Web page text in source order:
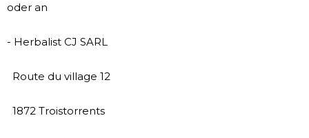
oder an
- Herbalist CJ SARL
Route du village 12
1872 Troistorrents